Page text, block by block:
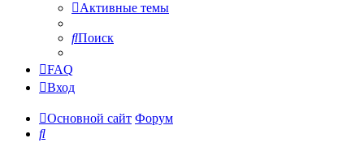
Активные темы
Поиск
FAQ
Вход
Основной сайт Форум
Поиск